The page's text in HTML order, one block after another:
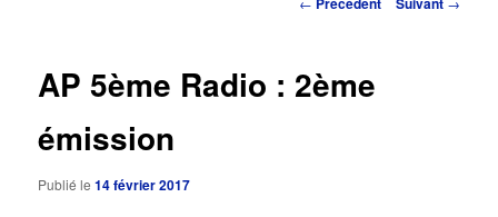
AP 5ème Radio : 2ème
émission
Publié le14 février 2017